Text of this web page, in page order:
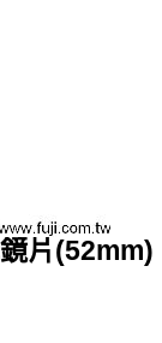
片(52mm)